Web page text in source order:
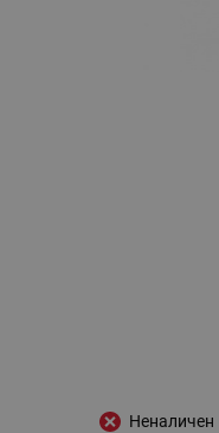
Неналичен